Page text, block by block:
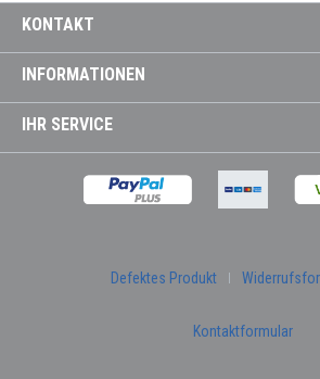
KONTAKT
INFORMATIONEN
IHR SERVICE
Defektes Produkt
Kontaktformular